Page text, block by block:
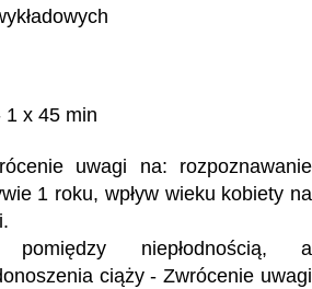
1 x 45 min
uwagi na: rozpoznawanie
1 roku, wpływ wieku kobiety na
pomiędzy niepłodnością, a
ciąży - Zwrócenie uwagi